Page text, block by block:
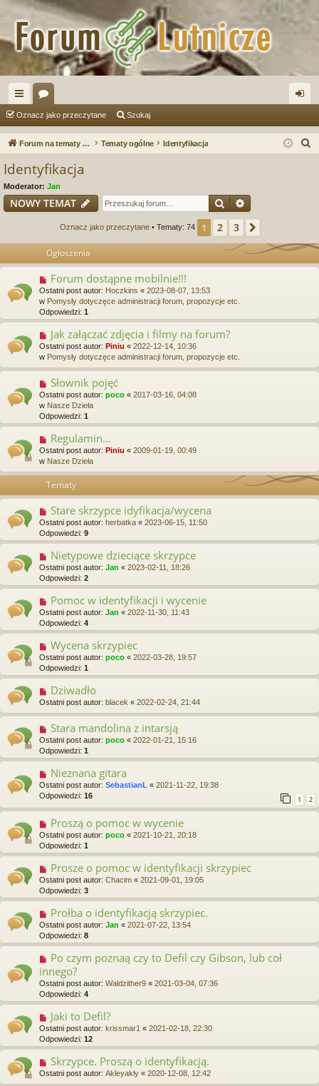
ię
ce
or
a og
Oznacz jako przeczytane Szukaj
Forum na tematy budowy instrumentów Tematy ogólne Identyfikacja
Identyfikacja
Moderator: Jan
NOWY TEMAT Szukaj
Oznacz jako przeczytane• Tematy: 74 1 2 3
Ogłoszenia
Forum dostąpne mobilnie!!!
Ostatni post autor: Hoczkins « 2023-08-07, 13:53
w Pomysły dotyczęce administracji forum, propozycje etc.
Odpowiedzi: 1
Jak załączać zdjęcia i filmy na forum?
Ostatni post autor: Piniu « 2022-12-14, 10:36
w Pomysły dotyczęce administracji forum, propozycje etc.
Słownik pojęć
Ostatni post autor: poco « 2017-03-16, 04:08
w Nasze Dzieła
Odpowiedzi: 1
Regulamin...
Ostatni post autor: Piniu « 2009-01-19, 00:49
w Nasze Dzieła
Tematy
Stare skrzypce idyfikacja/wycena
Ostatni post autor: herbatka « 2023-06-15, 11:50
Odpowiedzi: 9
Nietypowe dzieciące skrzypce
Ostatni post autor: Jan « 2023-02-11, 18:26
Odpowiedzi: 2
Pomoc w identyfikacji i wycenie
Ostatni post autor: Jan « 2022-11-30, 11:43
Odpowiedzi: 4
Wycena skrzypiec
Ostatni post autor: poco « 2022-03-28, 19:57
Odpowiedzi: 1
Dziwadło
Ostatni post autor: blacek « 2022-02-24, 21:44
Stara mandolina z intarsją
Ostatni post autor: poco « 2022-01-21, 15:16
Odpowiedzi: 1
Nieznana gitara
Ostatni post autor: SebastianL « 2021-11-22, 19:38
Odpowiedzi: 16 1 2
Proszą o pomoc w wycenie
Ostatni post autor: poco « 2021-10-21, 20:18
Odpowiedzi: 1
Prosze o pomoc w identyfikacji skrzypiec
Ostatni post autor: Chacim « 2021-09-01, 19:05
Odpowiedzi: 3
Prołba o identyfikacją skrzypiec.
Ostatni post autor: Jan « 2021-07-22, 13:54
Odpowiedzi: 8
Po czym poznaą czy to Defil czy Gibson, lub coł
innego?
Ostatni post autor: Waldzither9 « 2021-03-04, 07:36
Odpowiedzi: 4
Jaki to Defil?
Ostatni post autor: krissmar1 « 2021-02-18, 22:30
Odpowiedzi: 12
Skrzypce. Proszą o identyfikacją.
Ostatni post autor: Akleyakly « 2020-12-08, 12:42